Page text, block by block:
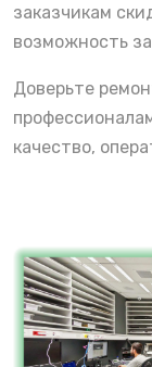
заказчикам
возможность
Доверьте
качество,